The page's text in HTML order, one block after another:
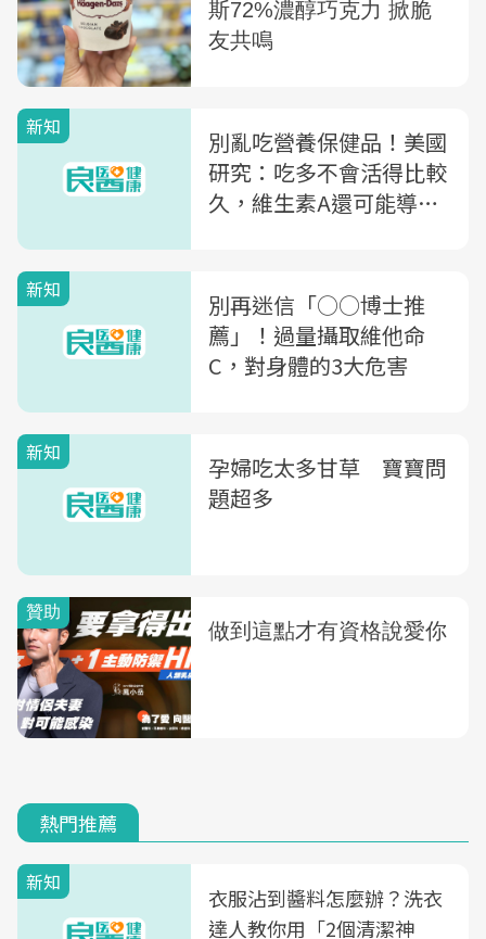
新知
別亂吃營養保健品！美國
研究：吃多不會活得比較
久，維生素A還可能導致
新知
別再迷信「○○博士推
薦」！過量攝取維他命
C，對身體的3大危害
新知
孕婦吃太多甘草 寶寶問
題超多
熱門推薦
新知
衣服沾到醬料怎麼辦？洗衣
達人教你用「2個清潔神